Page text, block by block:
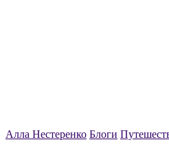
Алла Нестеренко Блоги